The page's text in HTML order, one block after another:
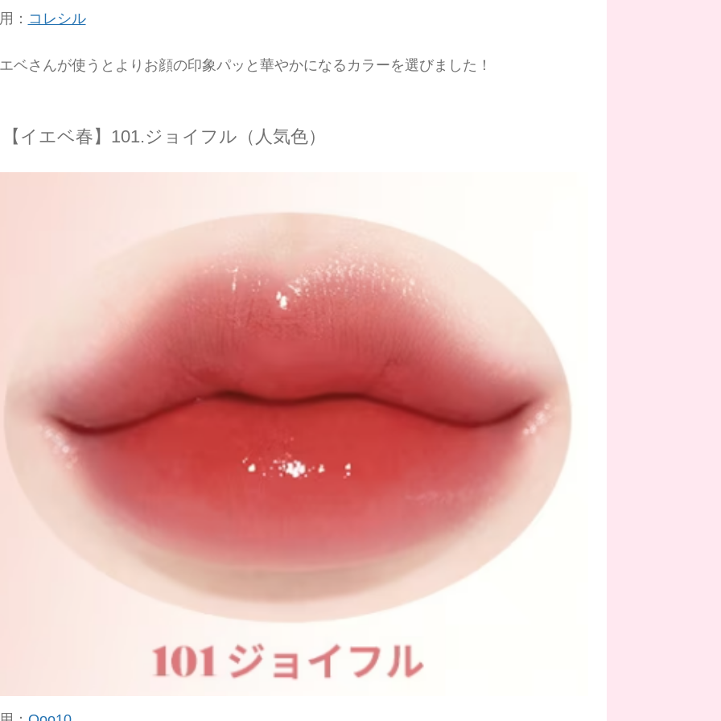
： コレシル
ベさんが使うとよりお顔の印象パッと華やかになるカラーを選びました！
【イエベ春】101.ジョイフル（人気色）